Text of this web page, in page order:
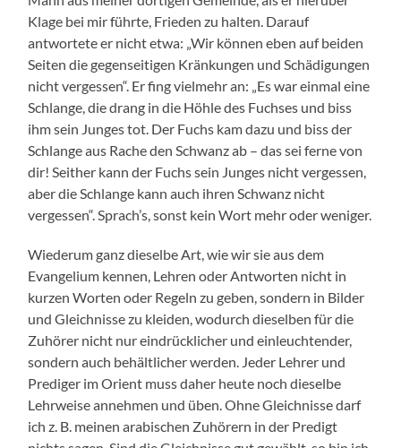
Klage bei mir führte, Frieden zu halten. Darauf
antwortete er nicht etwa: „Wir können eben auf beiden
Seiten die gegenseitigen Kränkungen und Schädigungen
nicht vergessen“. Er fing vielmehr an: „Es war einmal eine
Schlange, die drang in die Höhle des Fuchses und biss
ihm sein Junges tot. Der Fuchs kam dazu und biss der
Schlange aus Rache den Schwanz ab – das sei ferne von
dir! Seither kann der Fuchs sein Junges nicht vergessen,
aber die Schlange kann auch ihren Schwanz nicht
vergessen“. Sprach’s, sonst kein Wort mehr oder weniger.
Wiederum ganz dieselbe Art, wie wir sie aus dem
Evangelium kennen, Lehren oder Antworten nicht in
kurzen Worten oder Regeln zu geben, sondern in Bilder
und Gleichnisse zu kleiden, wodurch dieselben für die
Zuhörer nicht nur eindrücklicher und einleuchtender,
sondern auch behältlicher werden. Jeder Lehrer und
Prediger im Orient muss daher heute noch dieselbe
Lehrweise annehmen und üben. Ohne Gleichnisse darf
ich z. B. meinen arabischen Zuhörern in der Predigt